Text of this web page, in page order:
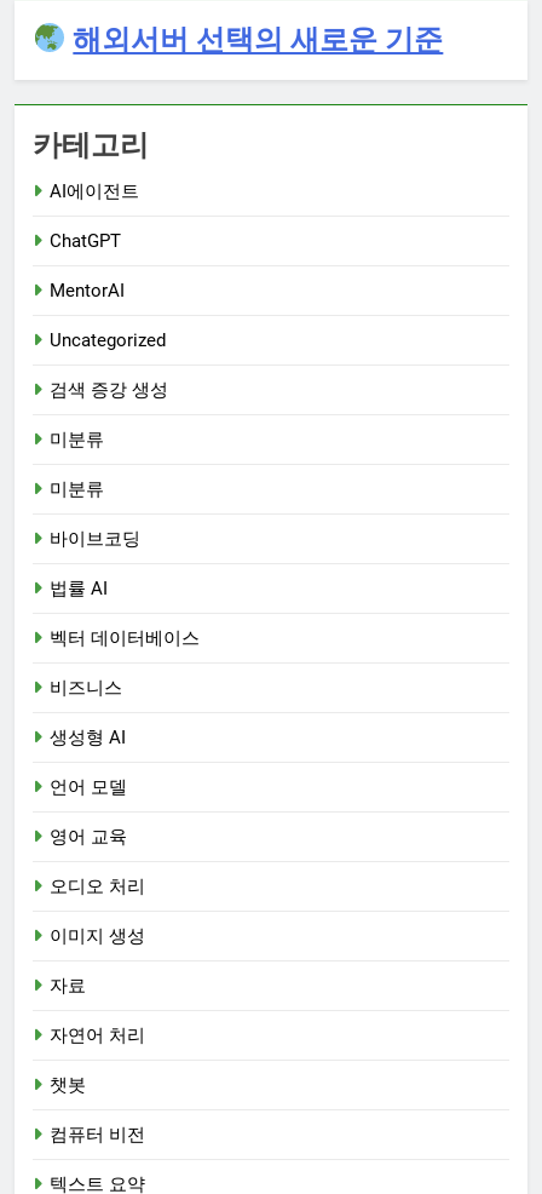
해외서버 선택의 새로운 기준
카테고리
AI에이전트
ChatGPT
MentorAI
Uncategorized
검색 증강 생성
미분류
미분류
바이브코딩
법률 AI
벡터 데이터베이스
비즈니스
생성형 AI
언어 모델
영어 교육
오디오 처리
이미지 생성
자료
자연어 처리
챗봇
컴퓨터 비전
텍스트 요약